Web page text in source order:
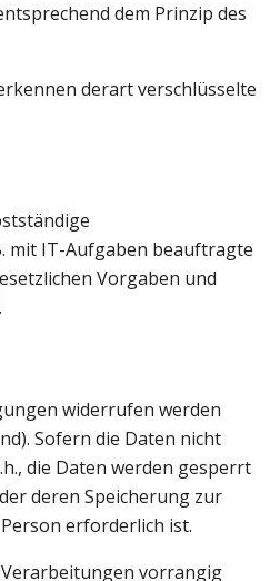
dem Prinzip des
derart verschlüsselte
mit IT-Aufgaben beauftragte
Vorgaben und
widerrufen werden
Sofern die Daten nicht
die Daten werden gesperrt
deren Speicherung zur
erforderlich ist.
vorrangig